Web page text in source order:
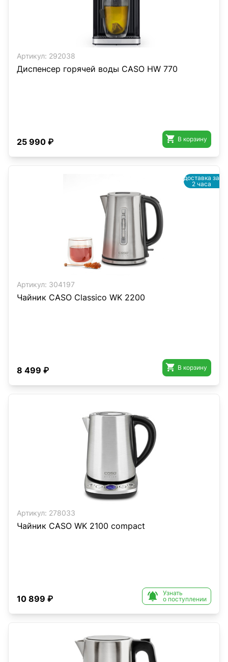
Артикул: 292038
Диспенсер горячей воды CASO HW 770
25 990 ₽  В корзину
Артикул: 304197
Чайник CASO Classico WK 2200
8 499 ₽  В корзину
доставка за
2 часа
Артикул: 278033
Чайник CASO WK 2100 compact
10 899 ₽ 
Узнать
о поступлении